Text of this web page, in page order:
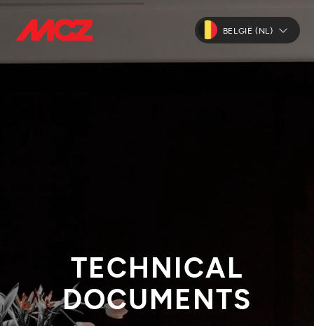
BELGIË (NL)
TECHNICAL
DOCUMENTS